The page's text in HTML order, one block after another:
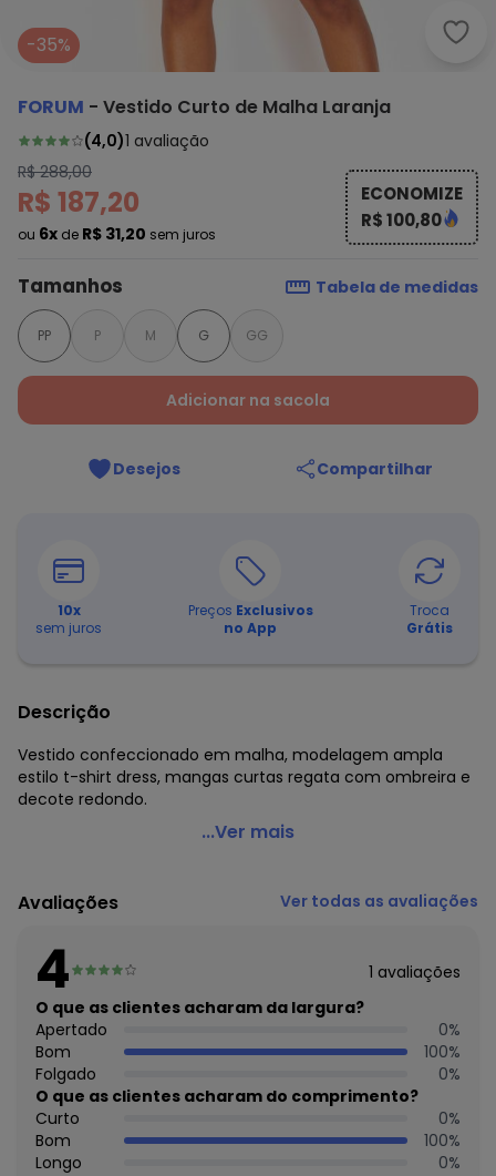
-35%
FORUM - Vestido Curto de Malha Laranja
(4,0)1 avaliação
R$ 288,00
R$ 187,20
ou 6x de R$ 31,20 sem juros
ECONOMIZE
R$ 100,80
Tamanhos Tabela de medidas
PP P M G GG
Adicionar na sacola
Desejos Compartilhar
10x
sem juros
Preços Exclusivos
no App
Troca
Grátis
Descrição
Vestido confeccionado em malha, modelagem ampla
estilo t-shirt dress, mangas curtas regata com ombreira e
decote redondo.
Forum - Vestido Curto de Malha Laranja
Modelagem: Ampla
Modelo: T-shirt dress
Modelo da manga: Regata
Comprimento: Curto
Decote frente: Redondo
Fornecedor: AMC TEXTIL LTDA / CNPJ 75.364.570/0007-55
Feito: Brasil
Cuidados para conservação do produto: TEMP MÁX DE
LAVAGEM 40°C. PROCESSO NORMAL NÃO ALVEJAR NÃO
SECAR EM TAMBOR SECAGEM EM VARAL À SOMBRA TEMP MÁX
DA BASE DO FERRO DE 150°C NÃO LIMPAR A SECO
Tecido: Malha
...Ver mais
Avaliações Ver todas as avaliações
4 1 avaliações
O que as clientes acharam da largura?
Apertado
0%
Bom
100%
Folgado
0%
O que as clientes acharam do comprimento?
Curto
0%
Bom
100%
Longo
0%